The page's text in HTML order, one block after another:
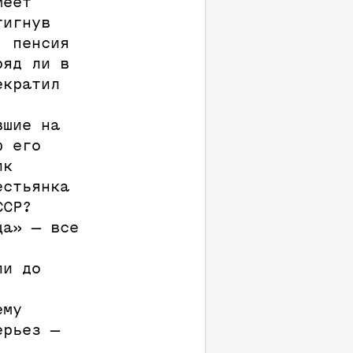
пенсия
ли в
на
его
— все
до
—